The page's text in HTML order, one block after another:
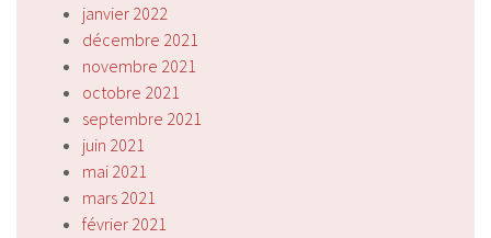
janvier 2022
décembre 2021
novembre 2021
octobre 2021
septembre 2021
juin 2021
mai 2021
mars 2021
février 2021